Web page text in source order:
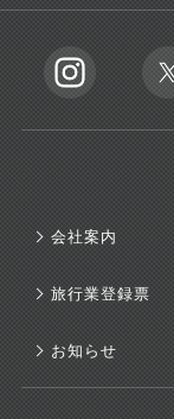
会社案内
旅行業登録票
お知らせ